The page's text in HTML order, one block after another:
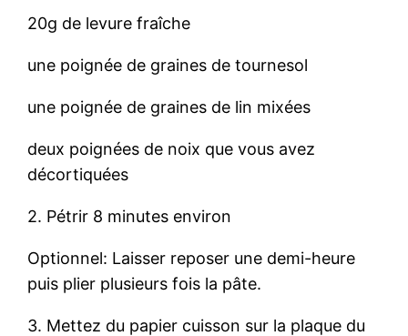
20g de levure fraîche
une poignée de graines de tournesol
une poignée de graines de lin mixées
deux poignées de noix que vous avez
décortiquées
2. Pétrir 8 minutes environ
Optionnel: Laisser reposer une demi-heure
puis plier plusieurs fois la pâte.
3. Mettez du papier cuisson sur la plaque du